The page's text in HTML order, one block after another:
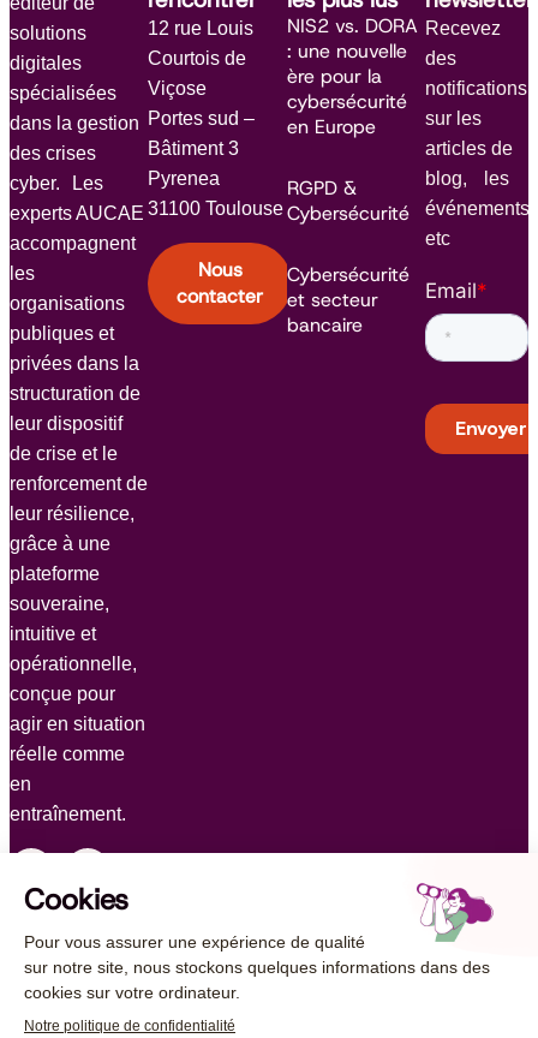
solutions
digitales
spécialisées
dans la gestion
des crises
cyber. Les
experts AUCAE
accompagnent
les
organisations
publiques et
privées dans la
structuration de
leur dispositif
de crise et le
renforcement de
leur résilience,
grâce à une
plateforme
souveraine,
intuitive et
opérationnelle,
conçue pour
agir en situation
réelle comme
en
entraînement.
12 rue Louis
Courtois de
Viçose
Portes sud –
Bâtiment 3
Pyrenea
31100 Toulouse
Nous
contacter
NIS2 vs. DORA
: une nouvelle
ère pour la
cybersécurité
en Europe
RGPD &
Cybersécurité
Cybersécurité
et secteur
bancaire
Recevez
des
notifications
sur les
articles de
blog, les
événements
etc
Email*
© 2026 AUCAE. Tous droits réservés
Mentions légales Politique de protection des données